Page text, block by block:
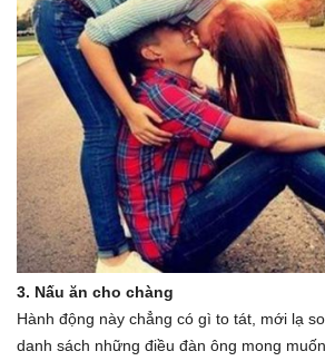
3. Nấu ăn cho chàng
Hành động này chẳng có gì to tát, mới lạ
danh sách những điều đàn ông mong